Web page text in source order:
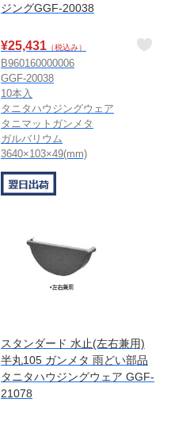
ジングGGF-20038
¥25,431 （税込み）
B960160000006
GGF-20038
10本入
タニタハウジングウェア
タニマットガンメタ
ガルバリウム
3640×103×49(mm)
スタンダード 水止(左右兼用)
半丸105 ガンメタ 雨どい部品
タニタハウジングウェア GGF-
21078